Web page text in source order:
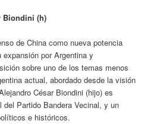
Biondini (h)
de China como nueva potencia
por Argentina y
sobre uno de los temas menos
actual, abordado desde la visión
César Biondini (hijo) es
del Partido Bandera Vecinal, y un
e históricos.